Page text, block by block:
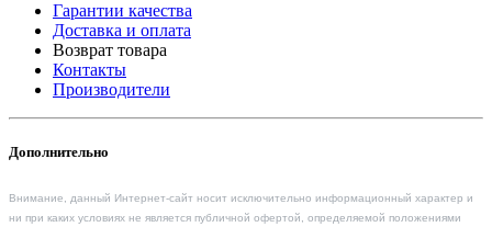
Гарантии качества
Доставка и оплата
Возврат товара
Контакты
Производители
Дополнительно
Внимание, данный Интернет-сайт носит исключительно информационный характер и
ни при каких условиях не является публичной офертой, определяемой положениями